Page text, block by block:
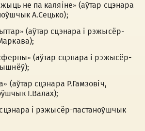
не па каляіне» (аўтар сцэнара
А.Сецько);
(аўтар сцэнара і рэжысёр-
(аўтар сцэнара і рэжысёр-
(аўтар сцэнара Р.Гамзовіч,
І.Валах);
і рэжысёр-пастаноўшчык